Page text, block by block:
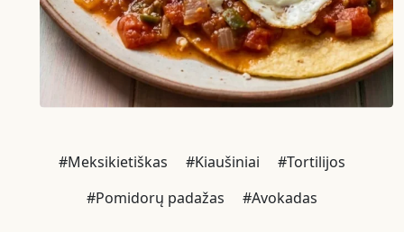
#Meksikietiškas #Kiaušiniai
#Tortilijos
#Pomidorų padažas
#Avokadas